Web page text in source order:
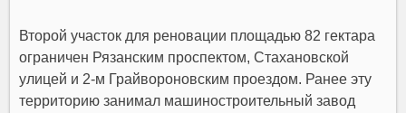
Второй участок для реновации площадью 82 гектара
ограничен Рязанским проспектом, Стахановской
улицей и 2-м Грайвороновским проездом. Ранее эту
территорию занимал машиностроительный завод